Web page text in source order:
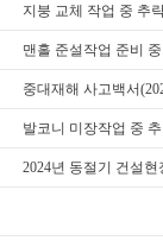
지붕 교체 작업 중 추
맨홀 준설작업 준비
중대재해 사고백서
발코니 미장작업 중
2024년 동절기 건설